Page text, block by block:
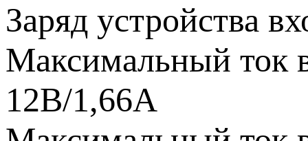
Заряд устройства
Максимальный ток
12В/1,66А